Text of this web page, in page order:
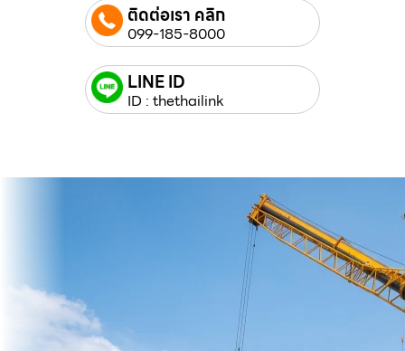
ติดต่อเรา คลิก
099-185-8000
LINE ID
ID : thethailink